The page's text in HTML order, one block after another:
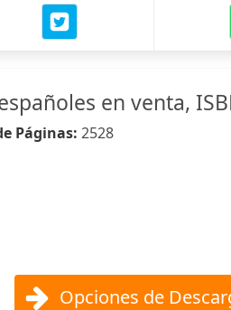
en venta,
Páginas: 2528
Opciones de